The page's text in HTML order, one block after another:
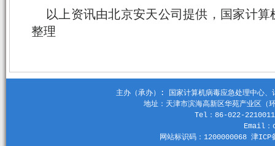
以上资讯由北京安天公司提供，国家计
整理
主办（承办）: 国家计算机病毒应急处理中心
地址：天津市滨海高新区华苑产业区
Tel：86-022-
Email
网站标识码：1200000068 津